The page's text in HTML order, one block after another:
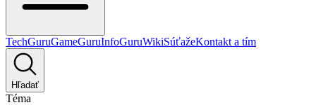
TechGuruGameGuruInfoGuruWikiSúťažeKontakt a tím
Hľadať
Téma